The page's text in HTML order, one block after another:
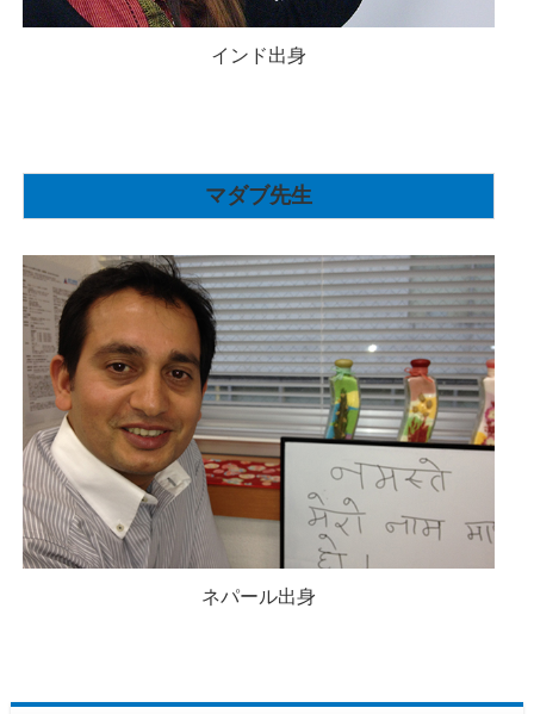
インド出身
マダブ先生
ネパール出身